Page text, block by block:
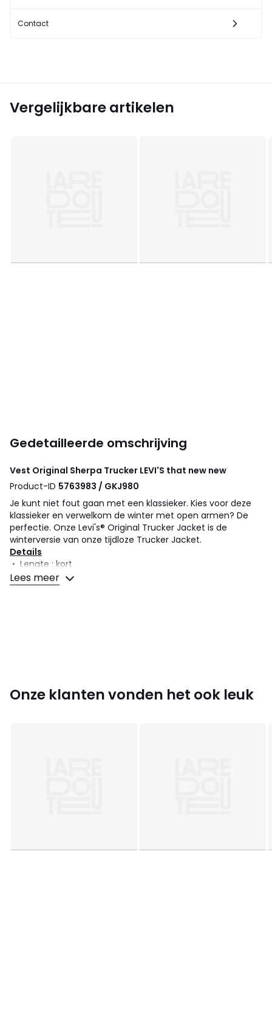
Contact
Vergelijkbare artikelen
Gedetailleerde omschrijving
Vest Original Sherpa Trucker LEVI'S that new new
Product-ID 5763983 / GKJ980
Je kunt niet fout gaan met een klassieker. Kies voor deze
klassieker en verwelkom de winter met open armen? De
perfectie. Onze Levi's® Original Trucker Jacket is de
winterversie van onze tijdloze Trucker Jacket.
Details
• Lengte : kort
• Polo/hemdskraag
• Knoopsluiting
Lees meer
Onze klanten vonden het ook leuk